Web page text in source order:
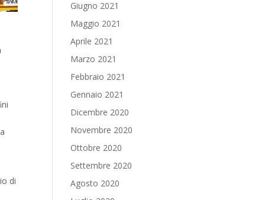
di
Giugno 2021
Maggio 2021
Aprile 2021
Marzo 2021
Febbraio 2021
Gennaio 2021
Dicembre 2020
Novembre 2020
Ottobre 2020
Settembre 2020
Agosto 2020